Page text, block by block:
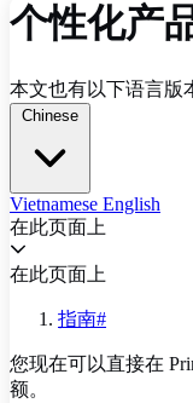
个性化产
本文也有以下语言版
Chinese
Vietnamese English
在此页面上
在此页面上
指南#
您现在可以直接在
额。